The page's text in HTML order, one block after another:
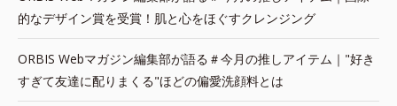
的なデザイン賞を受賞！肌と心をほぐすクレンジング
ORBIS Webマガジン編集部が語る＃今月の推しアイテム｜"好き
すぎて友達に配りまくる"ほどの偏愛洗顔料とは